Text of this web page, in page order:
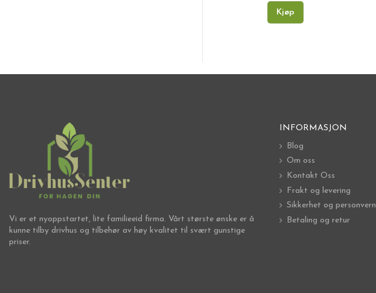
Kjøp
Vi er et nyoppstartet, lite familieeid firma. Vårt største ønske er å
kunne tilby drivhus og tilbehør av høy kvalitet til svært gunstige
priser.
INFORMASJON
Blog
Om oss
Kontakt Oss
Frakt og levering
Sikkerhet og personvern
Betaling og retur